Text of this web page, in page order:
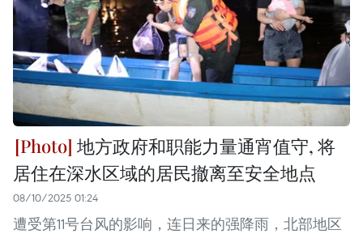
地方政府和职能力量通宵值守, 将
居住在深水区域的居民撤离至安全地点
08/10/2025 01:24
遭受第11号台风的影响，连日来的强降雨，北部地区